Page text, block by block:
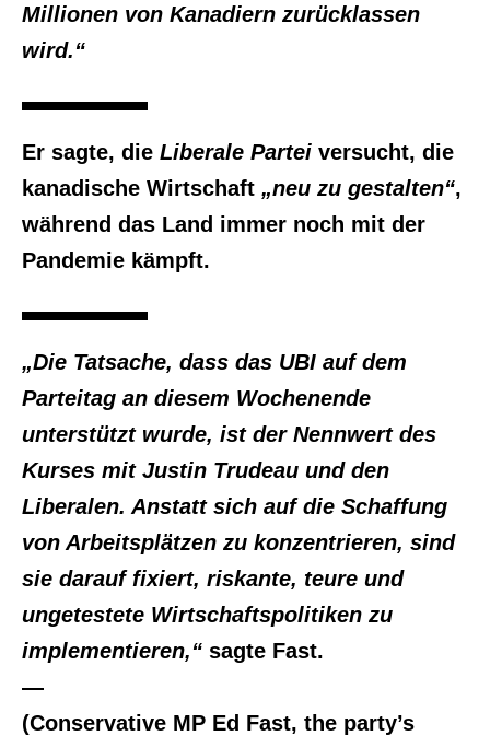
Millionen von Kanadiern zurücklassen
wird.“
Er sagte, die Liberale Partei versucht, die
kanadische Wirtschaft „neu zu gestalten“,
während das Land immer noch mit der
Pandemie kämpft.
„Die Tatsache, dass das UBI auf dem
Parteitag an diesem Wochenende
unterstützt wurde, ist der Nennwert des
Kurses mit Justin Trudeau und den
Liberalen. Anstatt sich auf die Schaffung
von Arbeitsplätzen zu konzentrieren, sind
sie darauf fixiert, riskante, teure und
ungetestete Wirtschaftspolitiken zu
implementieren,“ sagte Fast.
—
(Conservative MP Ed Fast, the party’s